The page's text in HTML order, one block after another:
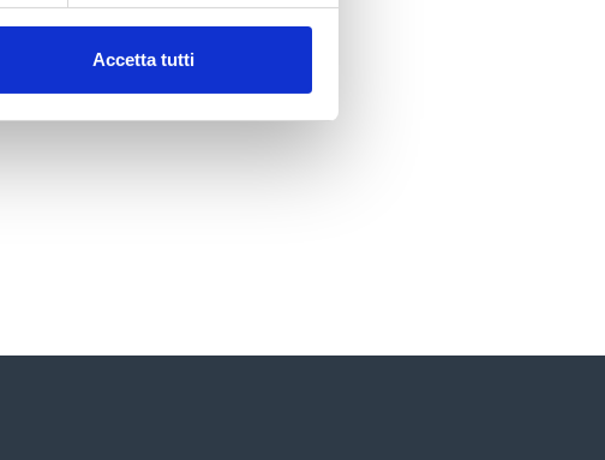
Accetta tutti